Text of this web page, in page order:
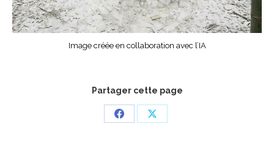
Image créée en collaboration avec l’IA
Partager cette page
PartagerPartager